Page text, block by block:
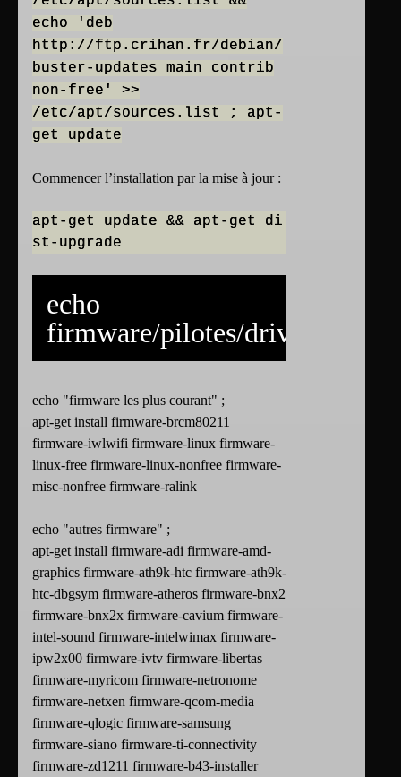
echo 'deb
http://ftp.crihan.fr/debian/
buster-updates main contrib
non-free' >>
/etc/apt/sources.list ; apt-
get update
Commencer l’installation par la mise à jour :
apt-get update && apt-get di
echo
firmware/pilotes/drivers
echo "firmware les plus courant" ;
apt-get install firmware-brcm80211
firmware-iwlwifi firmware-linux firmware-
linux-free firmware-linux-nonfree firmware-
misc-nonfree firmware-ralink
echo "autres firmware" ;
apt-get install firmware-adi firmware-amd-
graphics firmware-ath9k-htc firmware-ath9k-
htc-dbgsym firmware-atheros firmware-bnx2
firmware-bnx2x firmware-cavium firmware-
intel-sound firmware-intelwimax firmware-
ipw2x00 firmware-ivtv firmware-libertas
firmware-myricom firmware-netronome
firmware-netxen firmware-qcom-media
firmware-qlogic firmware-samsung
firmware-siano firmware-ti-connectivity
firmware-zd1211 firmware-b43-installer